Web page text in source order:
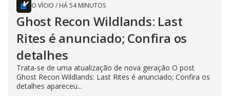
O VÍCIO / HÁ 54 MINUTOS
Ghost Recon Wildlands: Last
Rites é anunciado; Confira os
detalhes
Trata-se de uma atualização de nova geração O post
Ghost Recon Wildlands: Last Rites é anunciado; Confira os
detalhes apareceu...